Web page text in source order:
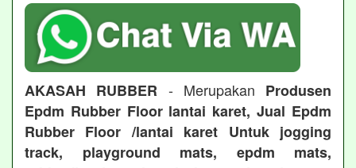
AKASAH RUBBER - Merupakan Produsen
Epdm Rubber Floor lantai karet, Jual Epdm
Rubber Floor /lantai karet Untuk jogging
track, playground mats, epdm mats,